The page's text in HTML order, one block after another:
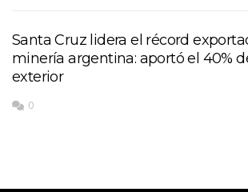
Santa Cruz lidera el récord
minería argentina: aportó el 40%
exterior
0